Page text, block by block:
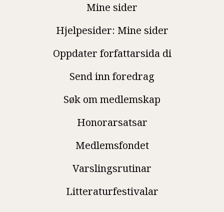
Mine sider
Hjelpesider: Mine sider
Oppdater forfattarsida di
Send inn foredrag
Søk om medlemskap
Honorarsatsar
Medlemsfondet
Varslingsrutinar
Litteraturfestivalar